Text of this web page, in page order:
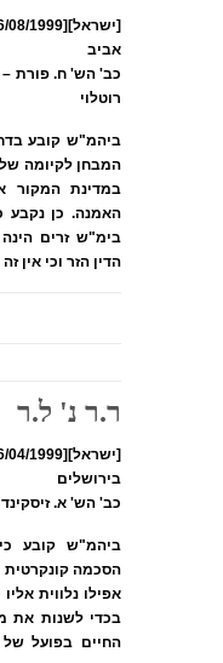
אביב
כב' הש' ח. פורת
רוטלוי
ביהמ"ש קובע
המבחן לקיומה
במדינת המקור
האמנה. כן נקבע
בימ"ש זרים
הדין הזר וכי אין
ר.ר נ' ל.ר
בירושלים
כב' הש' א. זיסקינד
ביהמ"ש קובע כי
הסכמה קונקרטית
אפילו נלווית
בכדי לשנות את
החיים בפועל של